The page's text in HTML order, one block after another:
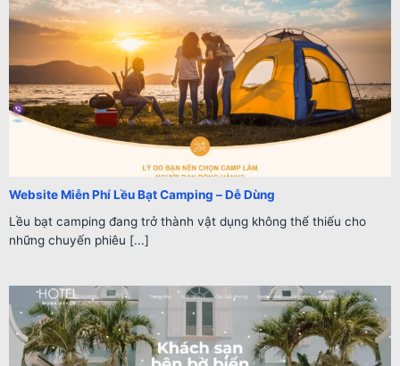
Website Miễn Phí Lều Bạt Camping – Dễ Dùng
Lều bạt camping đang trở thành vật dụng không thể thiếu cho
những chuyến phiêu [...]